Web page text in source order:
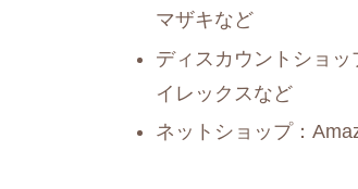
マザキなど
ディスカウントショ
イレックスなど
ネットショップ：